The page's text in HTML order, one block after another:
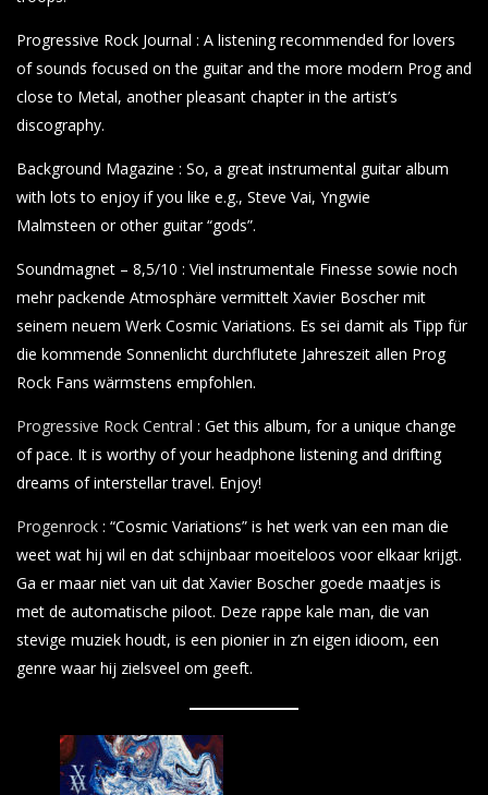
Progressive Rock Journal : A listening recommended for lovers
of sounds focused on the guitar and the more modern Prog and
close to Metal, another pleasant chapter in the artist’s
discography.
Background Magazine : So, a great instrumental guitar album
with lots to enjoy if you like e.g., Steve Vai, Yngwie
Malmsteen or other guitar “gods”.
Soundmagnet – 8,5/10 : Viel instrumentale Finesse sowie noch
mehr packende Atmosphäre vermittelt Xavier Boscher mit
seinem neuem Werk Cosmic Variations. Es sei damit als Tipp für
die kommende Sonnenlicht durchflutete Jahreszeit allen Prog
Rock Fans wärmstens empfohlen.
Progressive Rock Central : Get this album, for a unique change
of pace. It is worthy of your headphone listening and drifting
dreams of interstellar travel. Enjoy!
Progenrock : “Cosmic Variations” is het werk van een man die
weet wat hij wil en dat schijnbaar moeiteloos voor elkaar krijgt.
Ga er maar niet van uit dat Xavier Boscher goede maatjes is
met de automatische piloot. Deze rappe kale man, die van
stevige muziek houdt, is een pionier in z’n eigen idioom, een
genre waar hij zielsveel om geeft.